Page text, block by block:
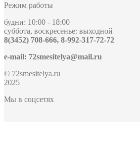
Режим работы
будни: 10:00 - 18:00
суббота, воскресенье: выходной
8(3452) 708-666, 8-992-317-72-72
e-mail: 72smesitelya@mail.ru
© 72smesitelya.ru
2025
Мы в соцсетях